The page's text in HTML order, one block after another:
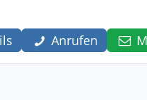
Anrufen